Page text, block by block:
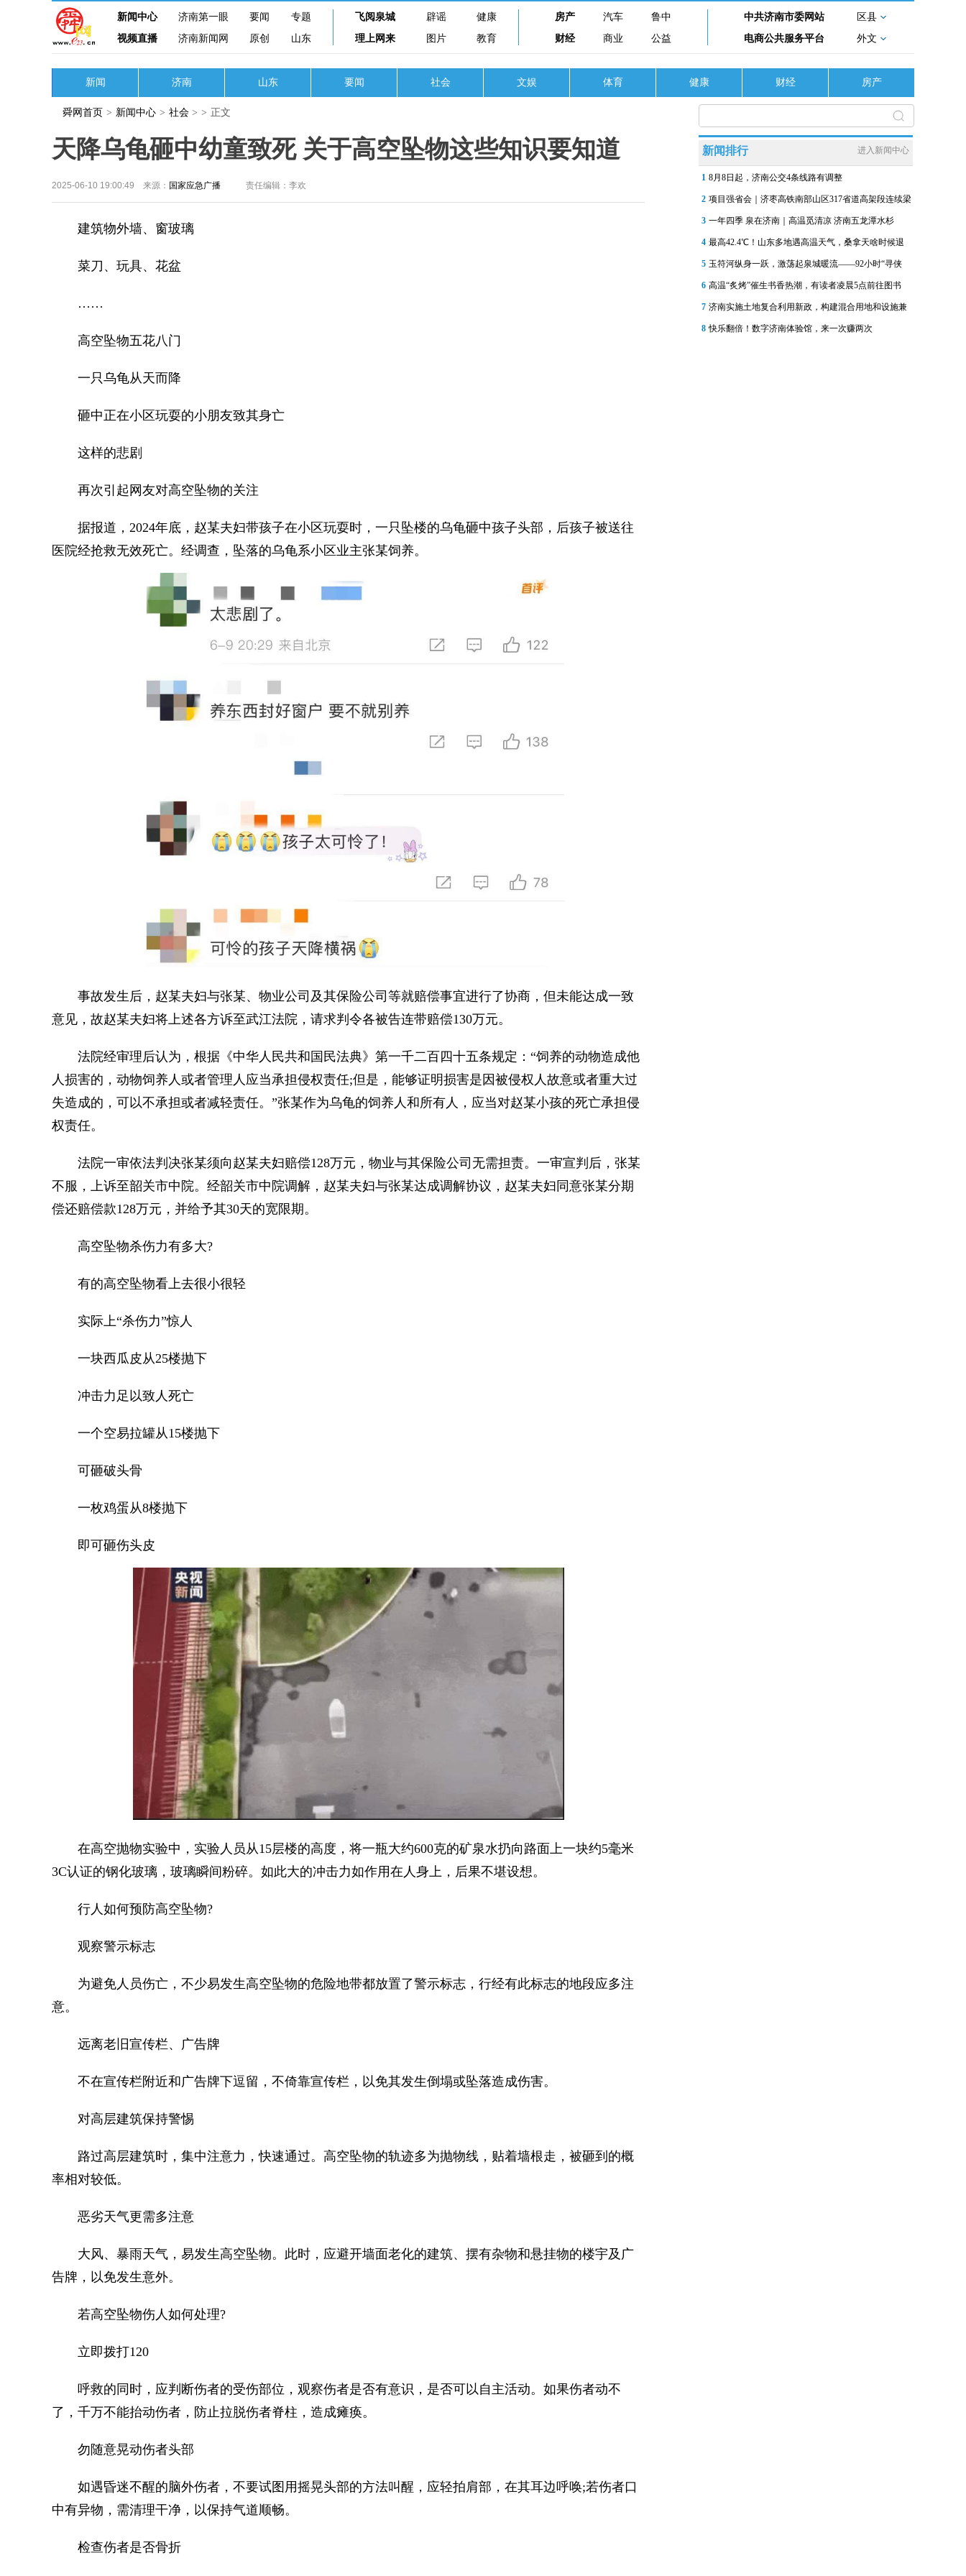
新闻中心 济南第一眼 要闻
专题
视频直播
济南新闻网 原创 山东
飞阅泉城 辟谣
健康
理上网来
图片 教育
房产 汽车
鲁中
财经
商业 公益
中共济南市委网站
区县
电商公共服务平台
外文
新闻 济南 山东 要闻 社会 文娱 体育 健康 财经 房产
舜网首页 > 新闻中心 > 社会 > > 正文
天降乌龟砸中幼童致死 关于高空坠物这些知识要知道
2025-06-10 19:00:49 来源： 国家应急广播 责任编辑：李欢
建筑物外墙、窗玻璃
菜刀、玩具、花盆
……
高空坠物五花八门
一只乌龟从天而降
砸中正在小区玩耍的小朋友致其身亡
这样的悲剧
再次引起网友对高空坠物的关注
据报道，2024年底，赵某夫妇带孩子在小区玩耍时，一只坠楼的乌龟砸中孩子头部，后孩子被送往
医院经抢救无效死亡。经调查，坠落的乌龟系小区业主张某饲养。
事故发生后，赵某夫妇与张某、物业公司及其保险公司等就赔偿事宜进行了协商，但未能达成一致
意见，故赵某夫妇将上述各方诉至武江法院，请求判令各被告连带赔偿130万元。
法院经审理后认为，根据《中华人民共和国民法典》第一千二百四十五条规定：“饲养的动物造成他
人损害的，动物饲养人或者管理人应当承担侵权责任;但是，能够证明损害是因被侵权人故意或者重大过
失造成的，可以不承担或者减轻责任。”张某作为乌龟的饲养人和所有人，应当对赵某小孩的死亡承担侵
权责任。
法院一审依法判决张某须向赵某夫妇赔偿128万元，物业与其保险公司无需担责。一审宣判后，张某
不服，上诉至韶关市中院。经韶关市中院调解，赵某夫妇与张某达成调解协议，赵某夫妇同意张某分期
偿还赔偿款128万元，并给予其30天的宽限期。
高空坠物杀伤力有多大?
有的高空坠物看上去很小很轻
实际上“杀伤力”惊人
一块西瓜皮从25楼抛下
冲击力足以致人死亡
一个空易拉罐从15楼抛下
可砸破头骨
一枚鸡蛋从8楼抛下
即可砸伤头皮
在高空抛物实验中，实验人员从15层楼的高度，将一瓶大约600克的矿泉水扔向路面上一块约5毫米
3C认证的钢化玻璃，玻璃瞬间粉碎。如此大的冲击力如作用在人身上，后果不堪设想。
行人如何预防高空坠物?
观察警示标志
为避免人员伤亡，不少易发生高空坠物的危险地带都放置了警示标志，行经有此标志的地段应多注
意。
远离老旧宣传栏、广告牌
不在宣传栏附近和广告牌下逗留，不倚靠宣传栏，以免其发生倒塌或坠落造成伤害。
对高层建筑保持警惕
路过高层建筑时，集中注意力，快速通过。高空坠物的轨迹多为抛物线，贴着墙根走，被砸到的概
率相对较低。
恶劣天气更需多注意
大风、暴雨天气，易发生高空坠物。此时，应避开墙面老化的建筑、摆有杂物和悬挂物的楼宇及广
告牌，以免发生意外。
若高空坠物伤人如何处理?
立即拨打120
呼救的同时，应判断伤者的受伤部位，观察伤者是否有意识，是否可以自主活动。如果伤者动不
了，千万不能抬动伤者，防止拉脱伤者脊柱，造成瘫痪。
勿随意晃动伤者头部
如遇昏迷不醒的脑外伤者，不要试图用摇晃头部的方法叫醒，应轻拍肩部，在其耳边呼唤;若伤者口
中有异物，需清理干净，以保持气道顺畅。
检查伤者是否骨折
新闻排行 进入新闻中心
1 8月8日起，济南公交4条线路有调整
2 项目强省会｜济枣高铁南部山区317省道高架段连续梁
3 一年四季 泉在济南｜高温觅清凉 济南五龙潭水杉
4 最高42.4℃！山东多地遇高温天气，桑拿天啥时候退
5 玉符河纵身一跃，激荡起泉城暖流——92小时“寻侠
6 高温“炙烤”催生书香热潮，有读者凌晨5点前往图书
7 济南实施土地复合利用新政，构建混合用地和设施兼
8 快乐翻倍！数字济南体验馆，来一次赚两次